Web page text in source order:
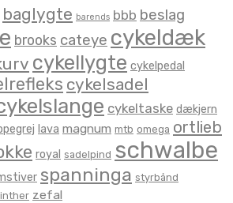
baglygte barends bbb beslag
brooks cateye cykeldæk
cykellygte cykelpedal
cykelsadel
cykeltaske dækjern
lava magnum mtb omega ortlieb
royal sadelpind schwalbe
spanninga styrbånd
zefal